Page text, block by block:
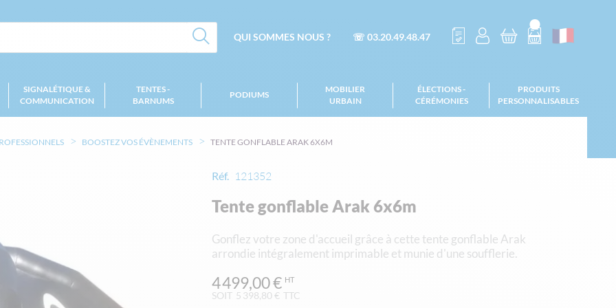
QUI SOMMES NOUS ? ☏ 03.20.49.48.47
SIGNALÉTIQUE &
COMMUNICATION
TENTES -
BARNUMS
PODIUMS
MOBILIER
URBAIN
ÉLECTIONS -
CÉRÉMONIES
PRODUITS
PERSONNALISABLES
BOOSTEZ VOS ÉVÈNEMENTS TENTE GONFLABLE ARAK 6X6M
Réf. 121352
Tente gonflable Arak 6x6m
Gonflez votre zone d'accueil grâce à cette tente gonflable Arak
arrondie intégralement imprimable et munie d'une soufflerie.
SOIT 5 398,80 € TTC
4 499,00 €